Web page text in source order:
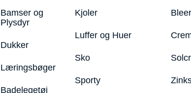
Bamser og
Plysdyr
Dukker
Læringsbøger
Badelegetøj
Kjoler
Luffer og Huer
Sko
Sporty
Bleer